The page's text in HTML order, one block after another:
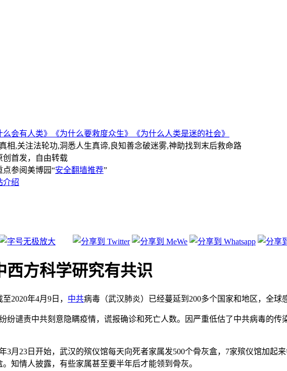
么会有人类》 《为什么要救度众生》
《为什么人类是迷的社会》
相,关注法轮功,洞悉人生真谛,良知善念破迷雾,神助找到末后救命路
创首发，自由转载
参阅美博园“安全翻墙推荐”
介绍
方科学研究有共识
2020年4月9日， 中共病毒（武汉肺炎）已经蔓延到200多个国家和地区，全球
纷谴责中共刻意隐瞒疫情，谎报确诊和死亡人数。因严重低估了中共病毒的
3月23日开始，武汉的殡仪馆每天向死者家属发500个骨灰盒，7家殡仪馆加起
知情人披露，有些家属甚至要半年后才能领到骨灰。